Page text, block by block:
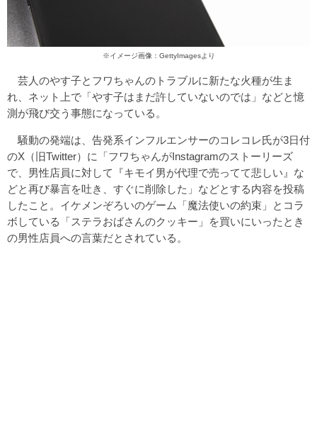
※イメージ画像：GettyImagesより
芸人のやす子とフワちゃんのトラブルに新たな火種が生ま
れ、ネット上で「やす子はまだ許していないのでは」などと憶
測が飛び交う事態になっている。
騒動の発端は、告発系インフルエンサーのコレコレ氏が3日付
のX（旧Twitter）に「フワちゃんがInstagramのストーリーズ
で、男性店員に対して『キモイ男が代理で売ってて悲しい』な
どと再び暴言を吐き、すぐに削除した」などとする内容を投稿
したこと。イケメンぞろいのゲーム「魔法使いの約束」とコラ
ボしている「ステラおばさんのクッキー」を買いにいったとき
の男性店員への言葉だとされている。